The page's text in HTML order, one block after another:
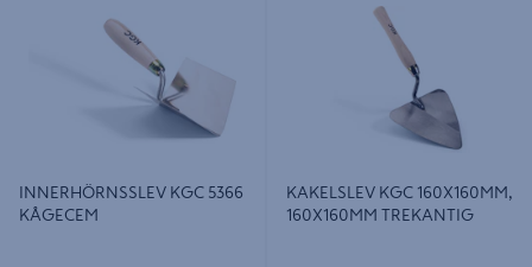
INNERHÖRNSSLEV KGC 5366
KÅGECEM
160X160MM TREKANTIG
KAKELSLEV KGC 160X160MM,
160X160MM TREKANTIG